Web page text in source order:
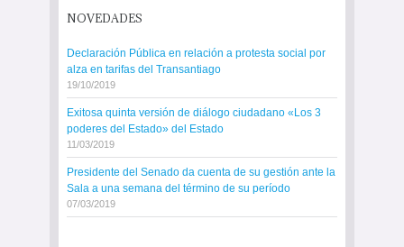
NOVEDADES
Declaración Pública en relación a protesta social por
alza en tarifas del Transantiago
19/10/2019
Exitosa quinta versión de diálogo ciudadano «Los 3
poderes del Estado» del Estado
11/03/2019
Presidente del Senado da cuenta de su gestión ante la
Sala a una semana del término de su período
07/03/2019